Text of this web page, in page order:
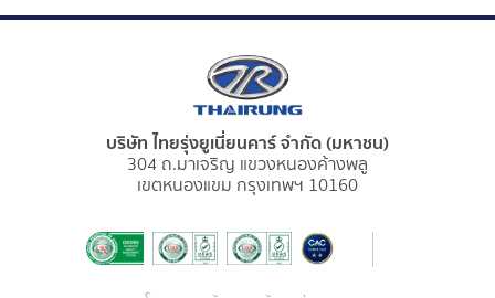
บริษัท ไทยรุ่งยูเนี่ยนคาร์ จำกัด (มหาชน)
304 ถ.มาเจริญ แขวงหนองค้างพลู
เขตหนองแขม กรุงเทพฯ 10160